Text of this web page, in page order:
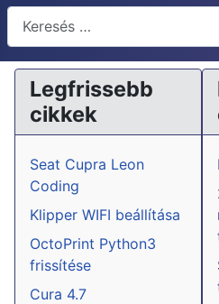
Keresés...
Legfrissebb
cikkek
Seat Cupra Leon
Coding
Klipper WIFI beállítása
OctoPrint Python3
frissítése
Cura 4.7